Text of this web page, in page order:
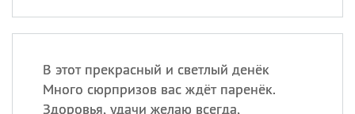
В этот прекрасный и светлый денёк
Много сюрпризов вас ждёт паренёк.
Здоровья, удачи желаю всегда,